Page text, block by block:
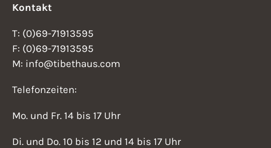
Kontakt
T: (0)69-71913595
F: (0)69-71913595
M: info@tibethaus.com
Telefonzeiten:
Mo. und Fr. 14 bis 17 Uhr
Di. und Do. 10 bis 12 und 14 bis 17 Uhr